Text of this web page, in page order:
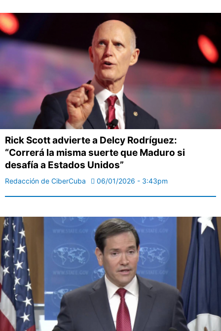
Rick Scott advierte a Delcy Rodríguez:
“Correrá la misma suerte que Maduro si
desafía a Estados Unidos”
Redacción de CiberCuba 06/01/2026 - 3:43pm